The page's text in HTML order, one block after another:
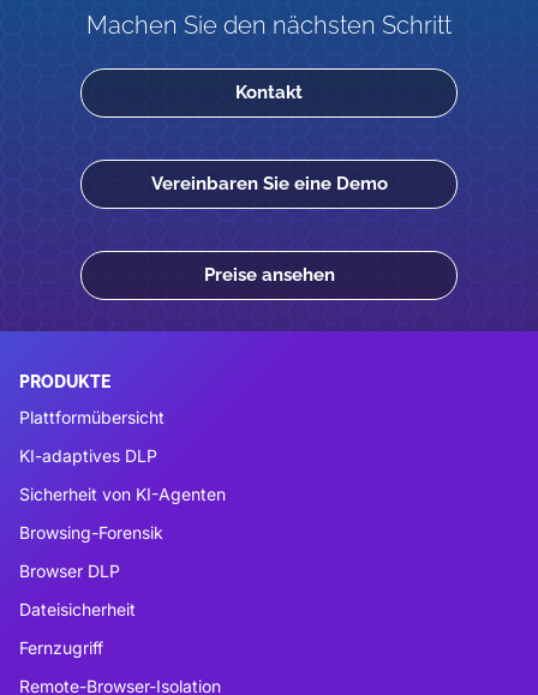
Machen Sie den nächsten Schritt
Kontakt
Vereinbaren Sie eine Demo
Preise ansehen
PRODUKTE
Plattformübersicht
KI-adaptives DLP
Sicherheit von KI-Agenten
Browsing-Forensik
Browser DLP
Dateisicherheit
Fernzugriff
Remote-Browser-Isolation